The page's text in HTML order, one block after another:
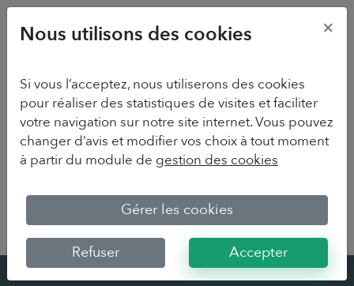
Contact
Nous utilisons des cookies ×
Si vous l’acceptez, nous utiliserons des cookies
pour réaliser des statistiques de visites et faciliter
votre navigation sur notre site internet. Vous pouvez
changer d’avis et modifier vos choix à tout moment
à partir du module de gestion des cookies
Gérer les cookies
Refuser Accepter